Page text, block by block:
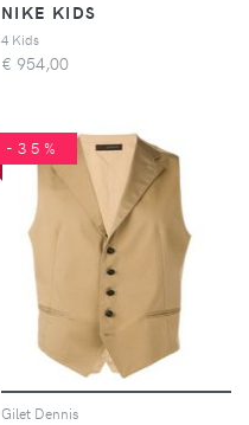
NIKE KIDS
4 Kids
€ 954,00
-35%
Gilet Dennis